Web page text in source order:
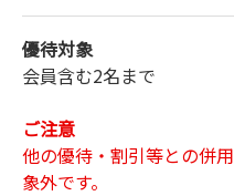
優待対象
会員含む2名まで
ご注意
他の優待・割引等との併
象外です。